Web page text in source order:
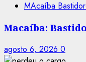
MAcaíba
Macaíba:
agosto 6, 2026 0